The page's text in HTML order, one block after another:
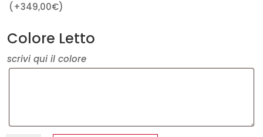
(+349,00€)
Colore Letto
scrivi qui il colore